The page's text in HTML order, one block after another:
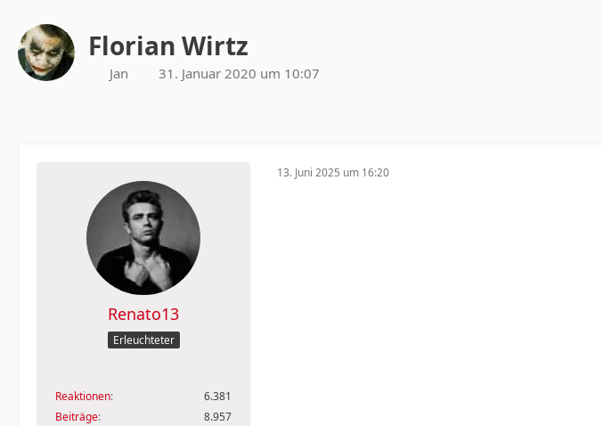
Florian Wirtz
Jan 31. Januar 2020 um 10:07
Renato13
Erleuchteter
Reaktionen
6.381
Beiträge
8.957
13. Juni 2025 um 16:20